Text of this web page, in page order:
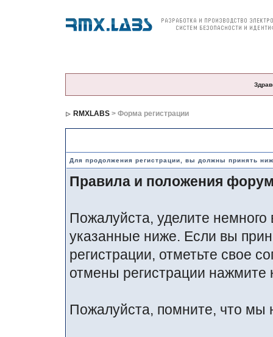
RMXLABS> Форма регистрации
Для продолжения регистрации, вы должны принять
Правила и положения
Пожалуйста, уделите немного
указанные ниже. Если вы
регистрации, отметьте свое
отмены регистрации нажмите
Пожалуйста, помните, что мы